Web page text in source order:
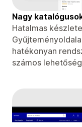
Nagy
Hatalmas
hatékonyan
számos